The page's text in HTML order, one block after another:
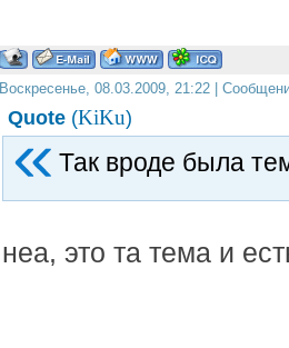
Воскресенье, 08.03.2009, 21:22 |
Quote (KiKu)
Так вроде была
неа, это та тема и